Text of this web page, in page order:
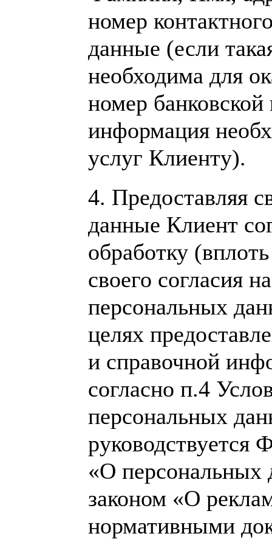
номер
данные (если
необходима для
номер банковской
информация
услуг Клиенту).
4. Предоставляя
данные Клиент
обработку
своего согласия
персональных
целях
и справочной
согласно п.4
персональных
руководствуется
«О
законом «О
нормативными